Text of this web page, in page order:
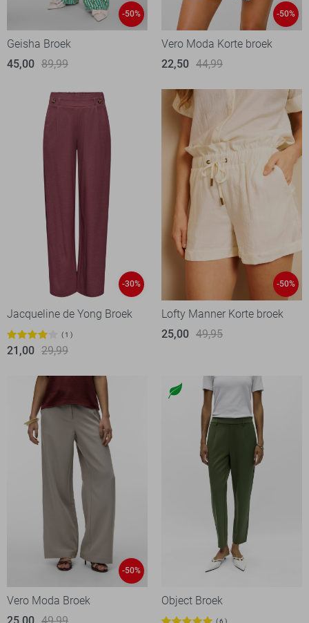
-50%
Geisha Broek
45,00 89,99
-50%
Vero Moda Korte broek
22,50 44,99
-30%
Jacqueline de Yong Broek
1
21,00 29,99
-50%
Lofty Manner Korte broek
25,00 49,95
-50%
Vero Moda Broek
Object Broek